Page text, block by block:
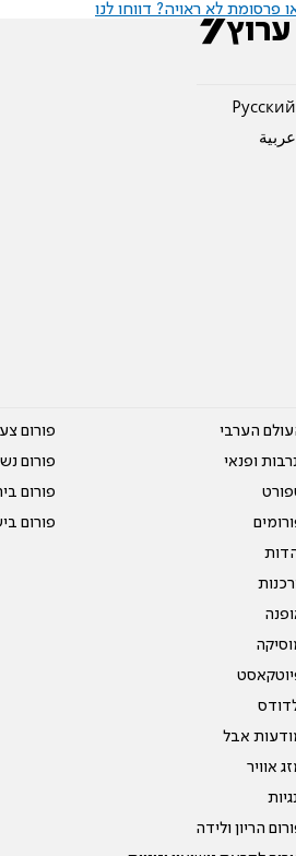
לא ראויה? דווחו לנו
Pусский
عربية
הערבי
ופנאי
אבל
אוויר
הריון ולידה
פורום
פורום
פורום
פורום